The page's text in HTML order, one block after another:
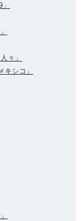
々」
シコ」